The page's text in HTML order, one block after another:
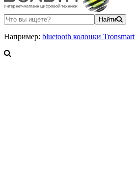
Найти
Например: bluetooth колонки Tronsmart